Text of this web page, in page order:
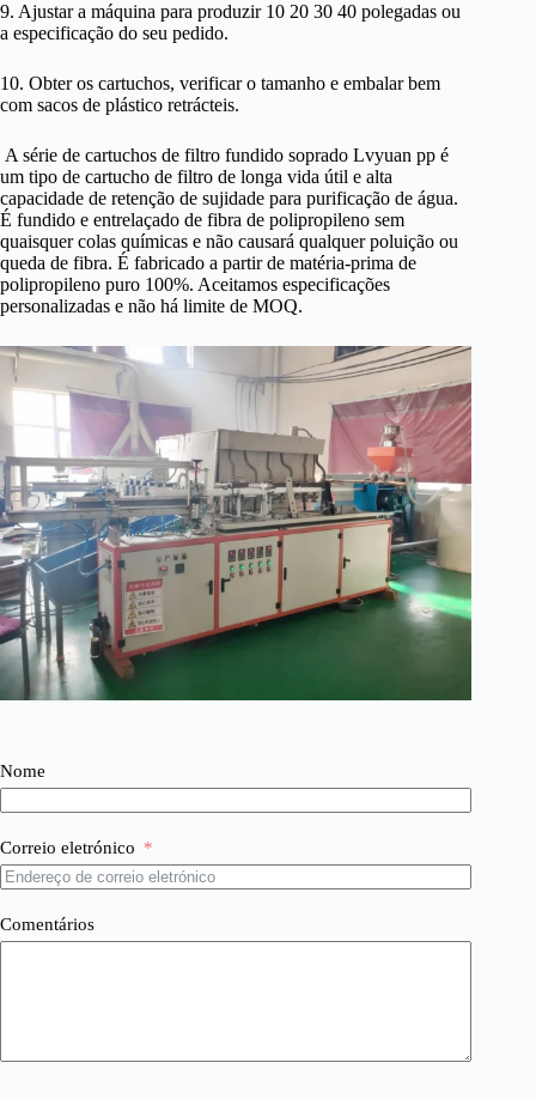
9. Ajustar a máquina para produzir 10 20 30 40 polegadas ou
a especificação do seu pedido.
10. Obter os cartuchos, verificar o tamanho e embalar bem
com sacos de plástico retrácteis.
A série de cartuchos de filtro fundido soprado Lvyuan pp é
um tipo de cartucho de filtro de longa vida útil e alta
capacidade de retenção de sujidade para purificação de água.
É fundido e entrelaçado de fibra de polipropileno sem
quaisquer colas químicas e não causará qualquer poluição ou
queda de fibra. É fabricado a partir de matéria-prima de
polipropileno puro 100%. Aceitamos especificações
personalizadas e não há limite de MOQ.
Nome
Correio eletrónico
Comentários